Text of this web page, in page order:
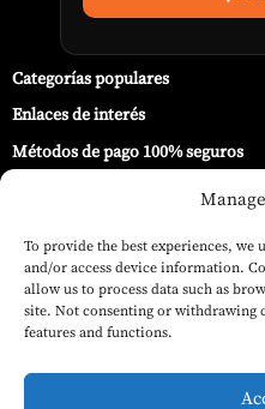
To provide the best experiences,
and/or access device information.
allow us to process data such as
site. Not consenting or withdrawing
features and functions.
Categorías populares
Enlaces de interés
Métodos de pago 100% seguros